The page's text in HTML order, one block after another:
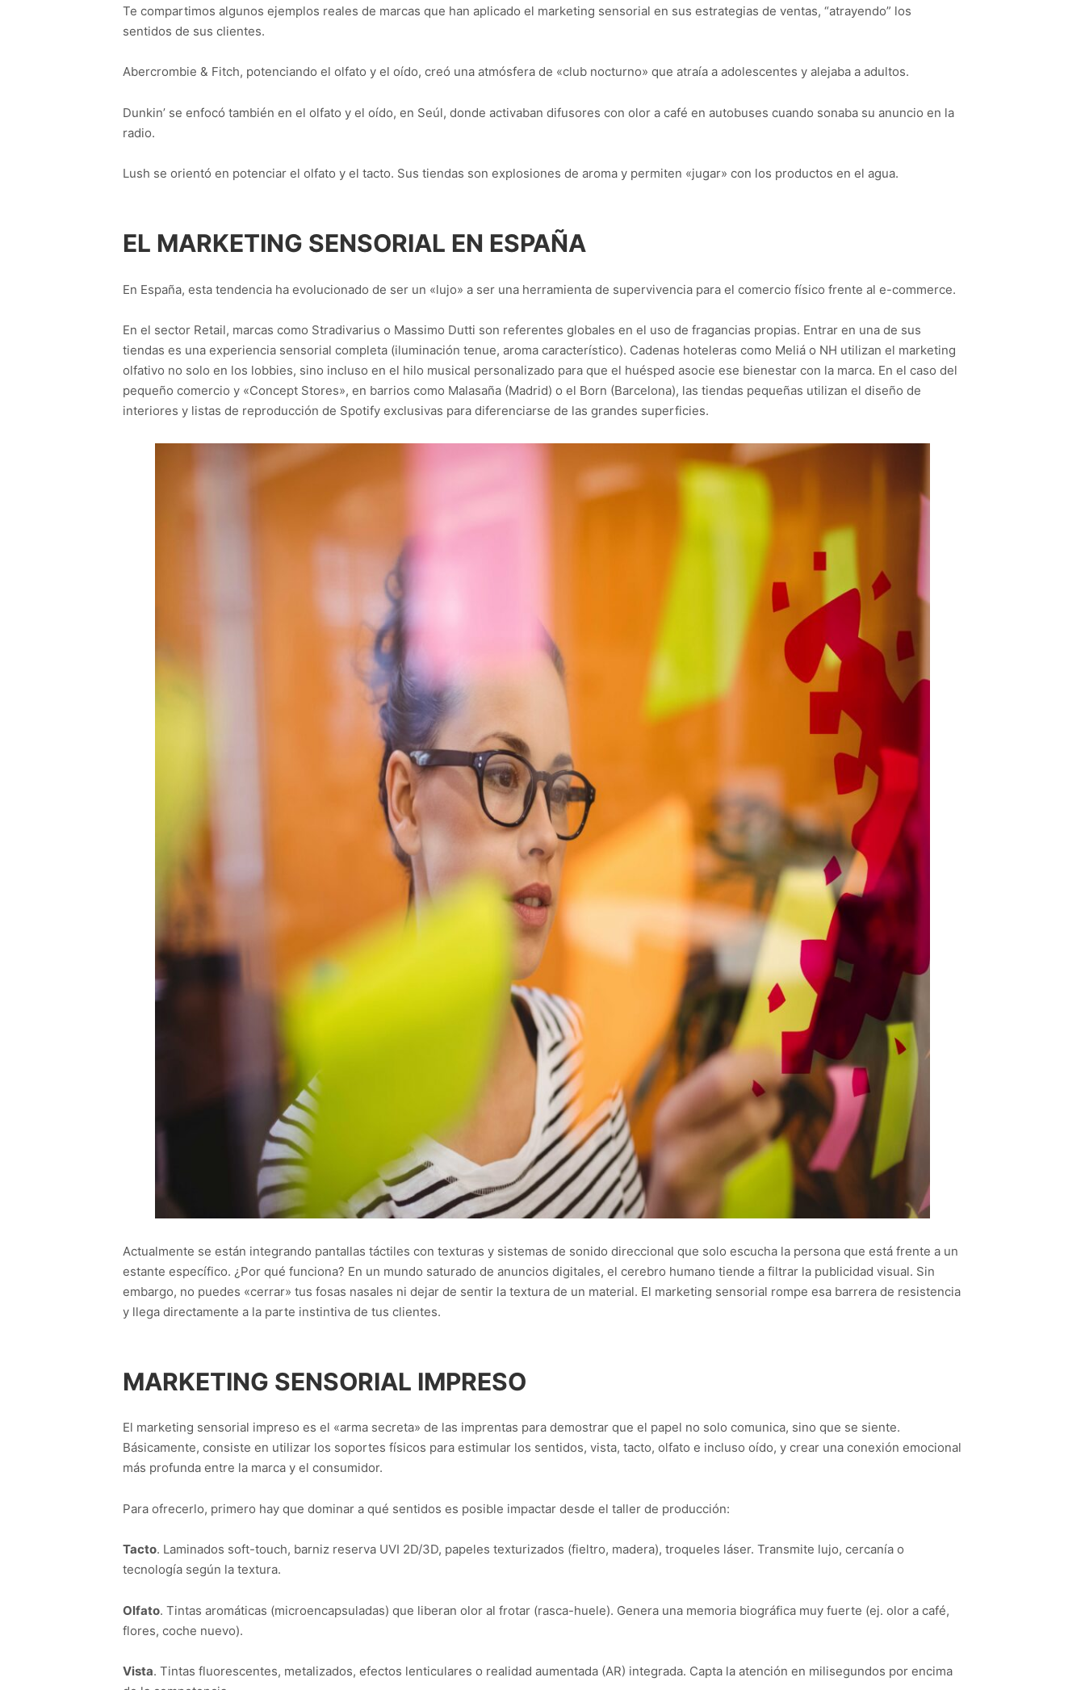
Te compartimos algunos ejemplos reales de marcas que han aplicado el marketing sensorial en sus estrategias de ventas, “atrayendo” los
sentidos de sus clientes.
Abercrombie & Fitch, potenciando el olfato y el oído, creó una atmósfera de «club nocturno» que atraía a adolescentes y alejaba a adultos.
Dunkin’ se enfocó también en el olfato y el oído, en Seúl, donde activaban difusores con olor a café en autobuses cuando sonaba su anuncio en la
radio.
Lush se orientó en potenciar el olfato y el tacto. Sus tiendas son explosiones de aroma y permiten «jugar» con los productos en el agua.
EL MARKETING SENSORIAL EN ESPAÑA
En España, esta tendencia ha evolucionado de ser un «lujo» a ser una herramienta de supervivencia para el comercio físico frente al e-commerce.
En el sector Retail, marcas como Stradivarius o Massimo Dutti son referentes globales en el uso de fragancias propias. Entrar en una de sus
tiendas es una experiencia sensorial completa (iluminación tenue, aroma característico). Cadenas hoteleras como Meliá o NH utilizan el marketing
olfativo no solo en los lobbies, sino incluso en el hilo musical personalizado para que el huésped asocie ese bienestar con la marca. En el caso del
pequeño comercio y «Concept Stores», en barrios como Malasaña (Madrid) o el Born (Barcelona), las tiendas pequeñas utilizan el diseño de
interiores y listas de reproducción de Spotify exclusivas para diferenciarse de las grandes superficies.
Actualmente se están integrando pantallas táctiles con texturas y sistemas de sonido direccional que solo escucha la persona que está frente a un
estante específico. ¿Por qué funciona? En un mundo saturado de anuncios digitales, el cerebro humano tiende a filtrar la publicidad visual. Sin
embargo, no puedes «cerrar» tus fosas nasales ni dejar de sentir la textura de un material. El marketing sensorial rompe esa barrera de resistencia
y llega directamente a la parte instintiva de tus clientes.
MARKETING SENSORIAL IMPRESO
El marketing sensorial impreso es el «arma secreta» de las imprentas para demostrar que el papel no solo comunica, sino que se siente.
Básicamente, consiste en utilizar los soportes físicos para estimular los sentidos, vista, tacto, olfato e incluso oído, y crear una conexión emocional
más profunda entre la marca y el consumidor.
Para ofrecerlo, primero hay que dominar a qué sentidos es posible impactar desde el taller de producción:
Tacto. Laminados soft-touch, barniz reserva UVI 2D/3D, papeles texturizados (fieltro, madera), troqueles láser. Transmite lujo, cercanía o
tecnología según la textura.
Olfato. Tintas aromáticas (microencapsuladas) que liberan olor al frotar (rasca-huele). Genera una memoria biográfica muy fuerte (ej. olor a café,
flores, coche nuevo).
Vista. Tintas fluorescentes, metalizados, efectos lenticulares o realidad aumentada (AR) integrada. Capta la atención en milisegundos por encima